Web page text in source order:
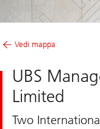
Vedi mappa
UBS
Limited
Two